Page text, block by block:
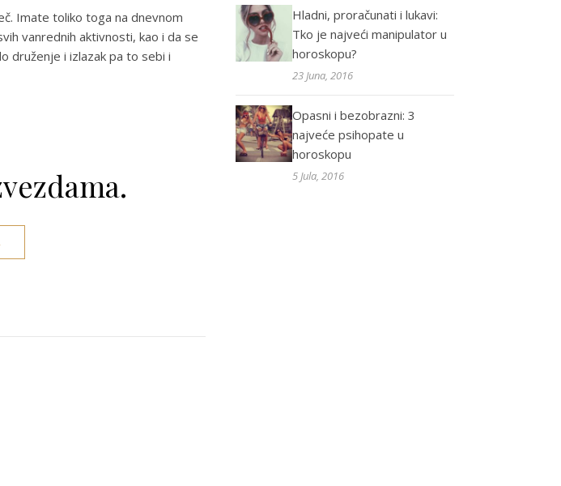
Imate toliko toga na dnevnom
vanrednih aktivnosti, kao i da se
druženje i izlazak pa to sebi i
Hladni, proračunati i lukavi:
Tko je najveći manipulator u
horoskopu?
23 Juna, 2016
Opasni i bezobrazni: 3
najveće psihopate u
horoskopu
5 Jula, 2016